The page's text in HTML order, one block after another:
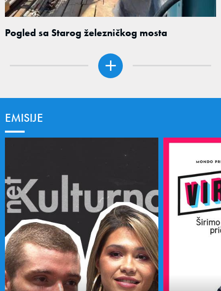
Pogled sa Starog železničkog mosta
EMISIJE